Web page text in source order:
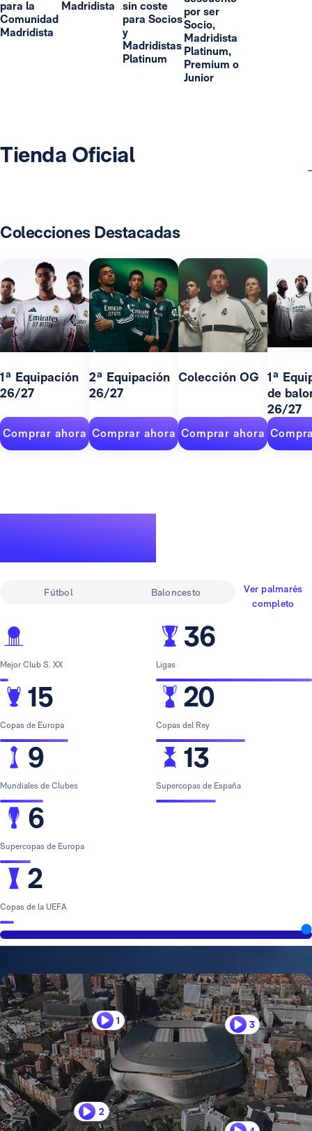
para la
Comunidad
Madridista
Madridista
sin coste
para Socios
y
Madridistas
Platinum
por ser
Socio,
Madridista
Platinum,
Premium o
Junior
Tienda Oficial
Colecciones Destacadas
1ª Equipación
26/27
Comprar ahora
2ª Equipación
26/27
Comprar ahora
Colección OG
Comprar ahora
1ª
de
26/27
Fútbol Baloncesto
Ver palmarés
completo
Mejor Club S. XX
15
Copas de Europa
9
Mundiales de Clubes
6
Supercopas de Europa
2
Copas de la UEFA
36
Ligas
20
Copas del Rey
13
Supercopas de España
1
2
3